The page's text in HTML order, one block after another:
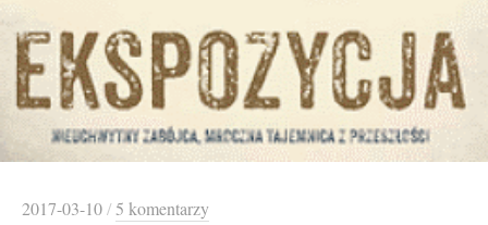
2017-03-10/5 komentarzy